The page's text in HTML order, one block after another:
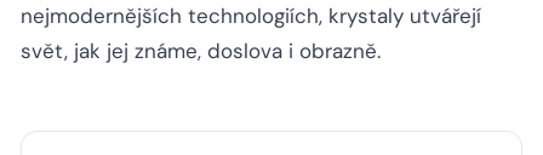
nejmodernějších technologiích, krystaly utvářejí
svět, jak jej známe, doslova i obrazně.